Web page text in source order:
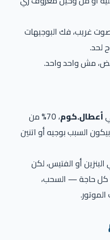
غريب، فك البوجيهات
لحد.
مش واحد واحد.
أعطال.كوم
، 70% من
السبب بوجيه أو اتنين
أو الفتيس، لكن
كل حاجة — السحب،